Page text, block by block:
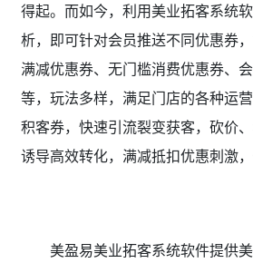
得起。而如今，利用美业拓客系统
析，即可针对会员推送不同优惠券
满减优惠券、无门槛消费优惠券、
等，玩法多样，满足门店的各种运
积客券，快速引流裂变获客，砍价
诱导高效转化，满减抵扣优惠刺激
美盈易美业拓客系统软件提供